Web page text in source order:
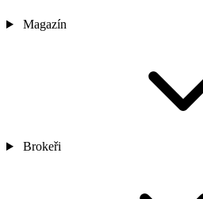
Magazín
Brokeři